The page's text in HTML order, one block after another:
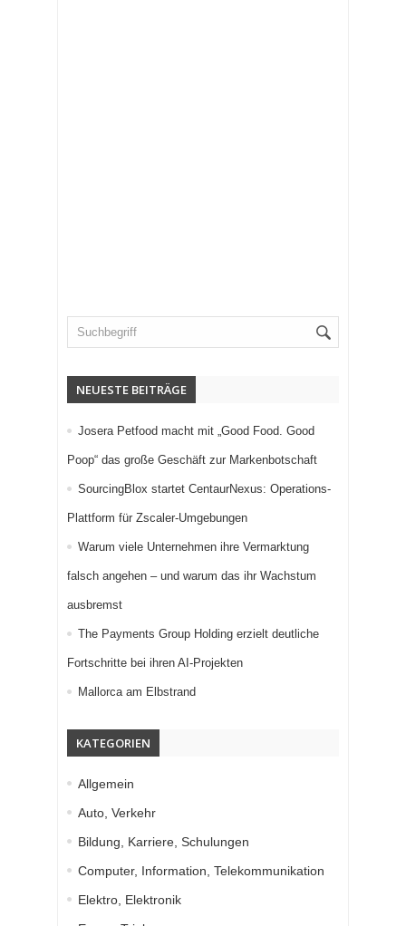
NEUESTE BEITRÄGE
Josera Petfood macht mit „Good Food. Good
Poop“ das große Geschäft zur Markenbotschaft
SourcingBlox startet CentaurNexus: Operations-
Plattform für Zscaler-Umgebungen
Warum viele Unternehmen ihre Vermarktung
falsch angehen – und warum das ihr Wachstum
ausbremst
The Payments Group Holding erzielt deutliche
Fortschritte bei ihren AI-Projekten
Mallorca am Elbstrand
KATEGORIEN
Allgemein
Auto, Verkehr
Bildung, Karriere, Schulungen
Computer, Information, Telekommunikation
Elektro, Elektronik